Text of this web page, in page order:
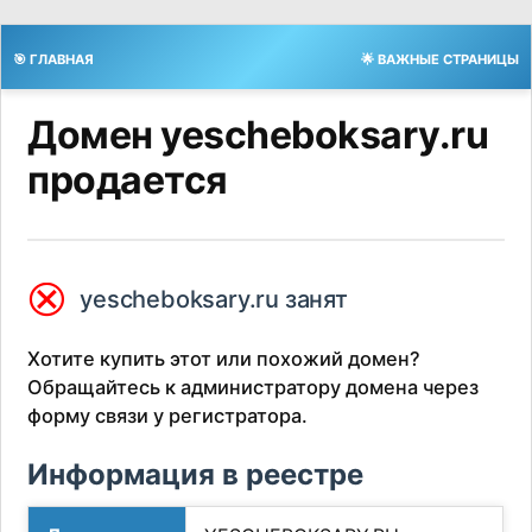
🎯 ГЛАВНАЯ 🌟 ВАЖНЫЕ СТРАНИЦЫ
Домен yescheboksary.ru
продается
⮿ yescheboksary.ru занят
Хотите купить этот или похожий домен?
Обращайтесь к администратору домена через
форму связи у регистратора.
Информация в реестре